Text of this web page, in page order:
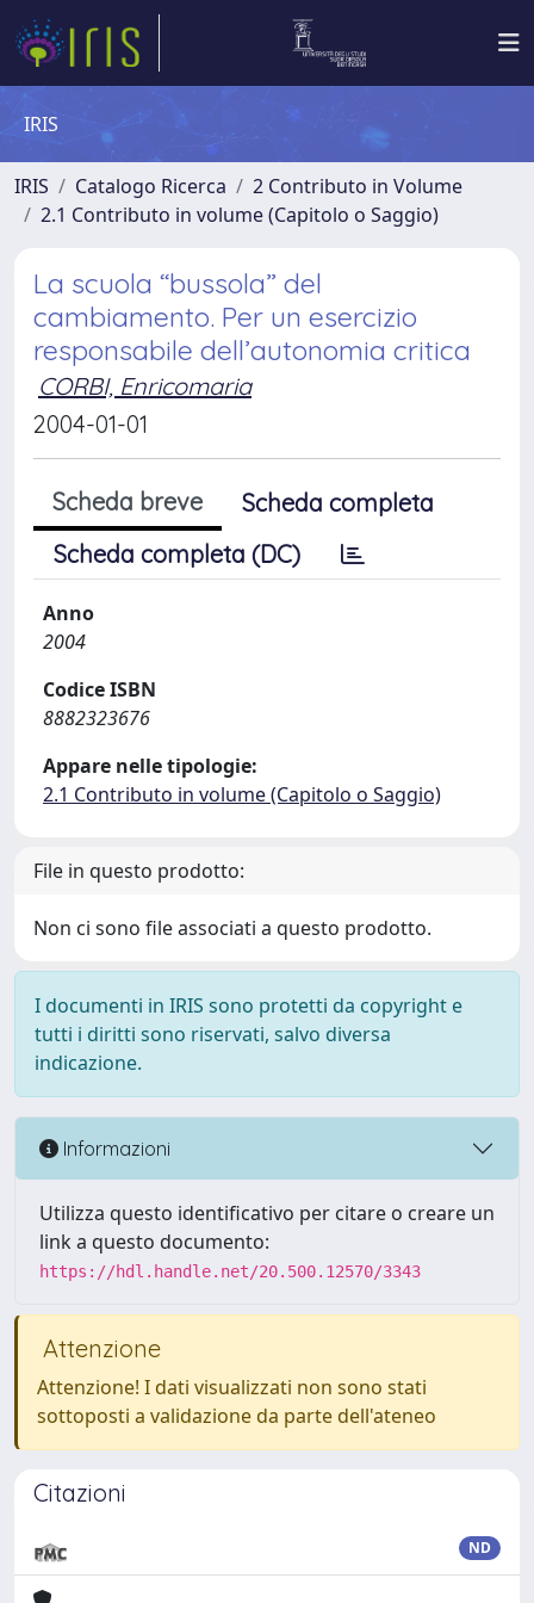
IRIS
IRIS Catalogo Ricerca
2 Contributo in Volume
2.1 Contributo in volume (Capitolo o Saggio)
La scuola “bussola” del
cambiamento. Per un esercizio
responsabile dell’autonomia critica
CORBI, Enricomaria
2004-01-01
Scheda breve
Scheda completa
Scheda completa (DC)
Anno
2004
Codice ISBN
8882323676
Appare nelle tipologie:
2.1 Contributo in volume (Capitolo o Saggio)
File in questo prodotto:
Non ci sono file associati a questo prodotto.
I documenti in IRIS sono protetti da copyright e
tutti i diritti sono riservati, salvo diversa
indicazione.
Informazioni
Utilizza questo identificativo per citare o creare un
link a questo documento:
https://hdl.handle.net/20.500.12570/3343
Attenzione
Attenzione! I dati visualizzati non sono stati
sottoposti a validazione da parte dell'ateneo
Citazioni
ND